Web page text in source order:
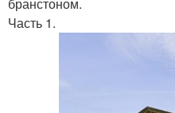
Часть 1.